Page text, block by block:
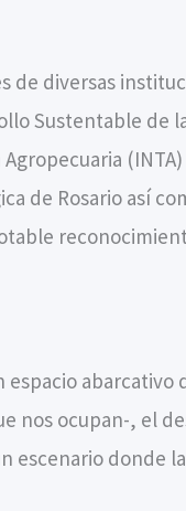
de diversas
Sustentable de
de Rosario así
espacio
nos ocupan-, el
escenario donde